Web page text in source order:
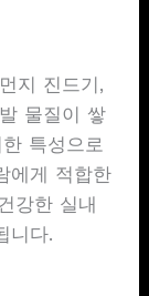
지 진드기,
물질이 쌓
특성으로
에게 적합한
강한 실내
니다.